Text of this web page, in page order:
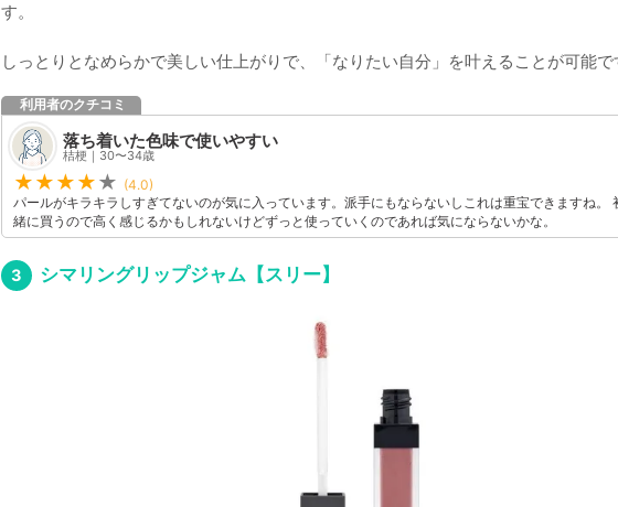
す。
しっとりとなめらかで美しい仕上がりで、「なりたい自分」を叶えることが可能で
利用者のクチコミ
落ち着いた色味で使いやすい
桔梗｜30〜34歳
(4.0)
パールがキラキラしすぎてないのが気に入っています。派手にもならないしこれは重宝できますね。
緒に買うので高く感じるかもしれないけどずっと使っていくのであれば気にならないかな。
シマリングリップジャム【スリー】